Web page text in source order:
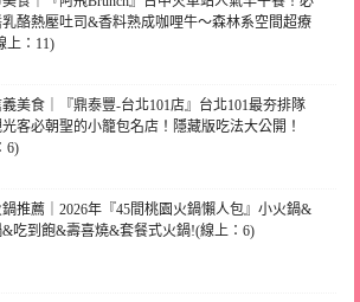
酪熱壓吐司&香料熟成咖哩牛～森林系空間超療
上：11)
美食｜『鼎泰豐-台北101店』台北101最夯排隊
客必朝聖的小籠包名店！隱藏版吃法大公開！
6)
推薦｜2026年『45間桃園火鍋懶人包』小火鍋&
吃到飽&壽喜燒&套餐式火鍋!(線上：6)